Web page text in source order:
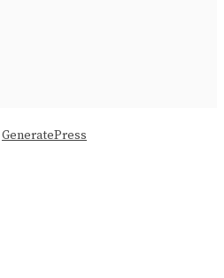
GeneratePress